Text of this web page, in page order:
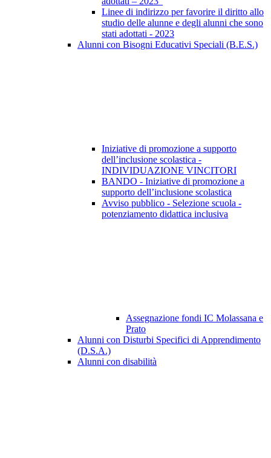
Linee di indirizzo per favorire il diritto allo
studio delle alunne e degli alunni che sono
stati adottati - 2023
Alunni con Bisogni Educativi Speciali (B.E.S.)
Iniziative di promozione a supporto
dell’inclusione scolastica -
INDIVIDUAZIONE VINCITORI
BANDO - Iniziative di promozione a
supporto dell’inclusione scolastica
Avviso pubblico - Selezione scuola -
potenziamento didattica inclusiva
Assegnazione fondi IC Molassana e
Prato
Alunni con Disturbi Specifici di Apprendimento
(D.S.A.)
Alunni con disabilità